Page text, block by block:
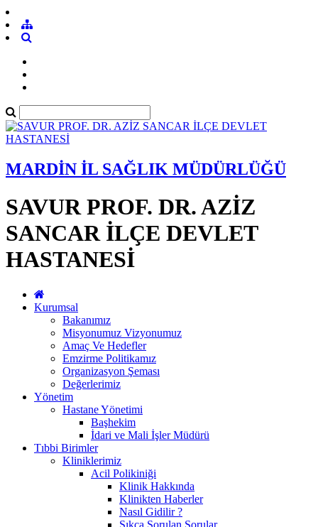
MARDİN İL SAĞLIK MÜDÜRLÜĞÜ
SAVUR PROF. DR. AZİZ
SANCAR İLÇE DEVLET
HASTANESİ
Kurumsal
Bakanımız
Misyonumuz Vizyonumuz
Amaç Ve Hedefler
Emzirme Politikamız
Organizasyon Şeması
Değerlerimiz
Yönetim
Hastane Yönetimi
Başhekim
İdari ve Mali İşler Müdürü
Tıbbi Birimler
Kliniklerimiz
Acil Polikiniği
Klinik Hakkında
Klinikten Haberler
Nasıl Gidilir ?
Sıkça Sorulan Sorular